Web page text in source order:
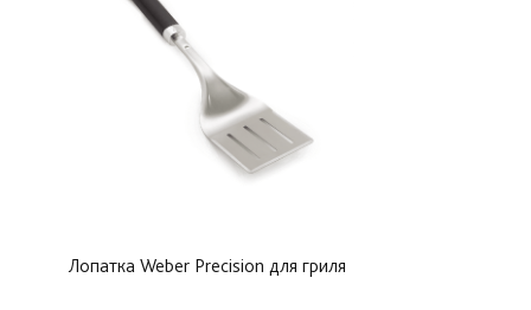
Лопатка Weber Precision для гриля